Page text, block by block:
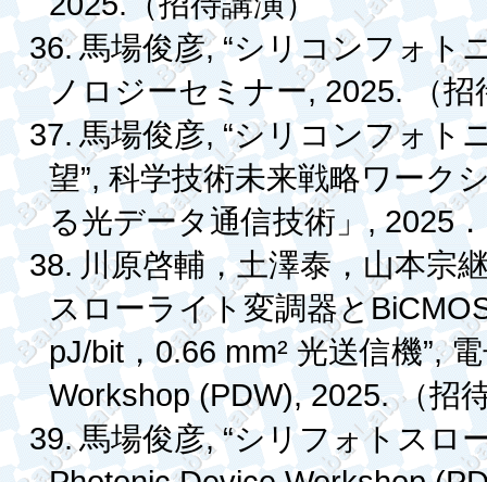
36.馬場俊彦, “シリコンフォト
ノロジーセミナー, 2025.（招
37. 馬場俊彦, “シリコンフォト
望”,科学技術未来戦略ワーク
る光データ通信技術」, 2025
38.川原啓輔，土澤泰，山本宗
スローライト変調器と
pJ/bit，0.66 mm²光送信機”,
Workshop (PDW), 2025.（招
39.馬場俊彦, “シリフォトスロ